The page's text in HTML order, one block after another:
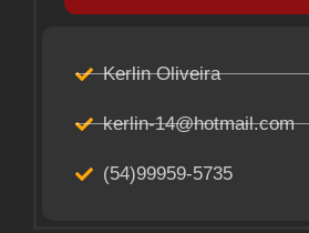
Kerlin Oliveira
kerlin-14@hotmail.com
(54)99959-5735